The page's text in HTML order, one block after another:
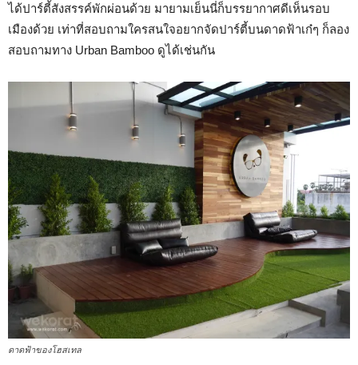
ได้ปาร์ตี้สังสรรค์พักผ่อนด้วย มายามเย็นนี่ก็บรรยากาศดีเห็นรอบ
เมืองด้วย เท่าที่สอบถามใครสนใจอยากจัดปาร์ตี้บนดาดฟ้าเก๋ๆ ก็ลอง
สอบถามทาง Urban Bamboo ดูได้เช่นกัน
ดาดฟ้าของโฮสเทล